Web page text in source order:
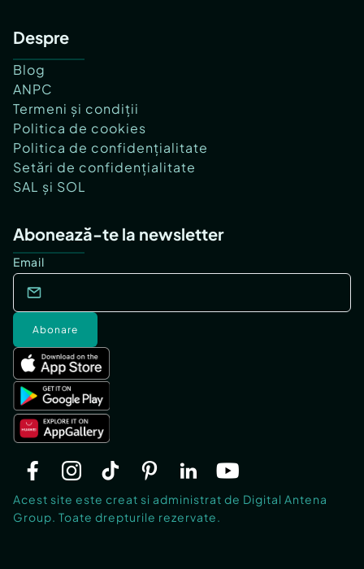
Despre
Blog
ANPC
Termeni și condiții
Politica de cookies
Politica de confidențialitate
Setări de confidențialitate
SAL și SOL
Abonează-te la newsletter
Email
Abonare
Acest site este creat si administrat de Digital Antena
Group. Toate drepturile rezervate.